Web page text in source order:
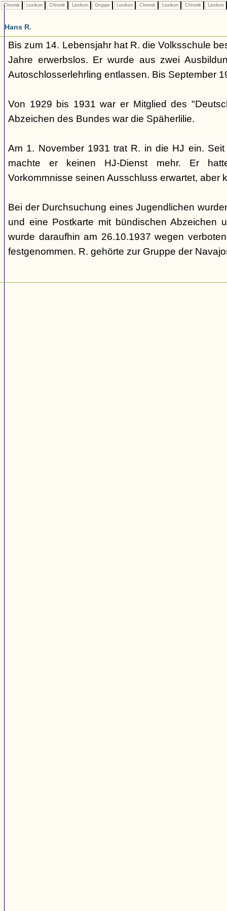
Chronik Lexikon Chronik Lexikon Gruppe Lexikon Chronik Lexikon Chronik Lexikon
Hans R.
Bis zum 14. Lebensjahr hat R. die Volksschule
Jahre erwerbslos. Er wurde aus zwei
Autoschlosserlehrling entlassen. Bis September
Von 1929 bis 1931 war er Mitglied des
Abzeichen des Bundes war die Späherlilie.
Am 1. November 1931 trat R. in die HJ ein.
machte er keinen HJ-Dienst mehr. Er
Vorkommnisse seinen Ausschluss erwartet, aber
Bei der Durchsuchung eines Jugendlichen
und eine Postkarte mit bündischen Abzeichen
wurde daraufhin am 26.10.1937 wegen
festgenommen. R. gehörte zur Gruppe der